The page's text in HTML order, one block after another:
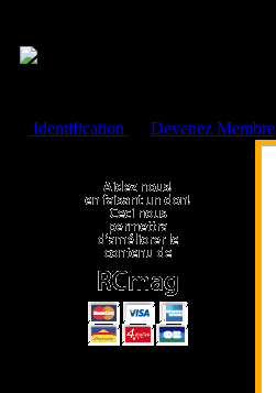
Identification
Devenez Membre